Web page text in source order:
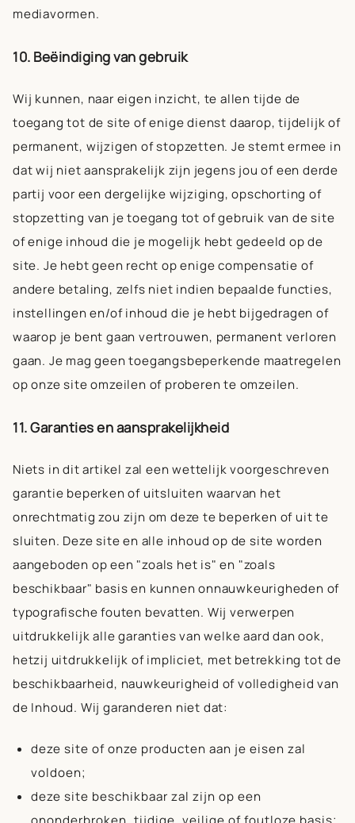
mediavormen.
10. Beëindiging van gebruik
Wij kunnen, naar eigen inzicht, te allen tijde de
toegang tot de site of enige dienst daarop, tijdelijk of
permanent, wijzigen of stopzetten. Je stemt ermee in
dat wij niet aansprakelijk zijn jegens jou of een derde
partij voor een dergelijke wijziging, opschorting of
stopzetting van je toegang tot of gebruik van de site
of enige inhoud die je mogelijk hebt gedeeld op de
site. Je hebt geen recht op enige compensatie of
andere betaling, zelfs niet indien bepaalde functies,
instellingen en/of inhoud die je hebt bijgedragen of
waarop je bent gaan vertrouwen, permanent verloren
gaan. Je mag geen toegangsbeperkende maatregelen
op onze site omzeilen of proberen te omzeilen.
11. Garanties en aansprakelijkheid
Niets in dit artikel zal een wettelijk voorgeschreven
garantie beperken of uitsluiten waarvan het
onrechtmatig zou zijn om deze te beperken of uit te
sluiten. Deze site en alle inhoud op de site worden
aangeboden op een "zoals het is" en "zoals
beschikbaar" basis en kunnen onnauwkeurigheden of
typografische fouten bevatten. Wij verwerpen
uitdrukkelijk alle garanties van welke aard dan ook,
hetzij uitdrukkelijk of impliciet, met betrekking tot de
beschikbaarheid, nauwkeurigheid of volledigheid van
de Inhoud. Wij garanderen niet dat:
deze site of onze producten aan je eisen zal
voldoen;
deze site beschikbaar zal zijn op een